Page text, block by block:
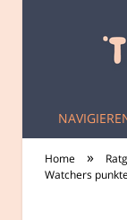
Home »
Watchers